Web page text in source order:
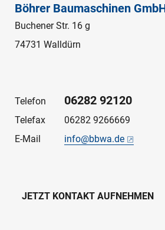
Böhrer Baumaschinen
Buchener Str. 16 g
74731 Walldürn
Telefon 06282 92120
Telefax
06282 9266669
E-Mail
info@bbwa.de
JETZT KONTAKT AUFNEHMEN